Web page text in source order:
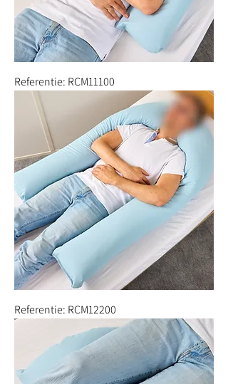
Referentie: RCM11100
Referentie: RCM12200